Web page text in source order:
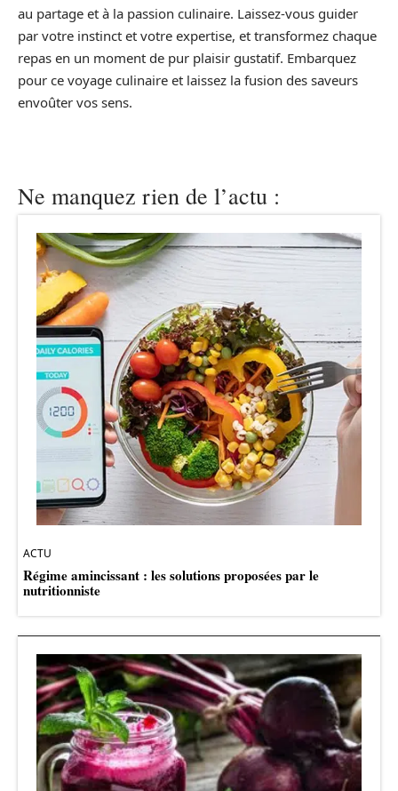
au partage et à la passion culinaire. Laissez-vous guider
par votre instinct et votre expertise, et transformez chaque
repas en un moment de pur plaisir gustatif. Embarquez
pour ce voyage culinaire et laissez la fusion des saveurs
envoûter vos sens.
Ne manquez rien de l’actu :
ACTU
Régime amincissant : les solutions proposées par le
nutritionniste